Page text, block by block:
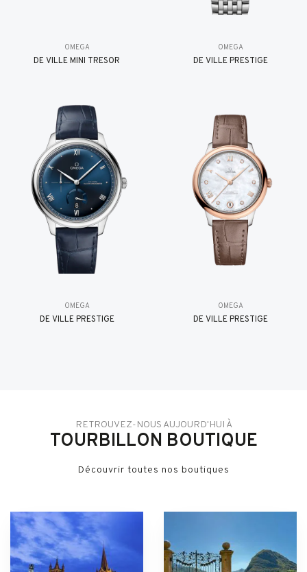
OMEGA
DE VILLE MINI TRÉSOR
OMEGA
DE VILLE PRESTIGE
OMEGA
DE VILLE PRESTIGE
OMEGA
DE VILLE PRESTIGE
RETROUVEZ-NOUS AUJOURD'HUI À
TOURBILLON BOUTIQUE
Découvrir toutes nos boutiques